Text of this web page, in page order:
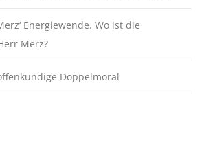
Energiewende. Wo ist die
Merz?
Doppelmoral